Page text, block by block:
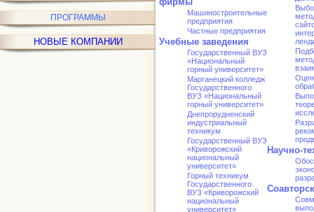
ПРОГРАММЫ
НОВЫЕ КОМПАНИИ
Машиностроительные
предприятия
Частные предприятия
Учебные заведения
Государственный ВУЗ
«Национальный
горный университет»
Марганецкий колледж
Государственного
ВУЗ «Национальный
горный университет»
Днепрорудненский
индустриальный
техникум
Государственный ВУЗ
«Криворожский
национальный
университет»
Горный техникум
Государственного
ВУЗ «Криворожский
национальный
университет»
Научно-